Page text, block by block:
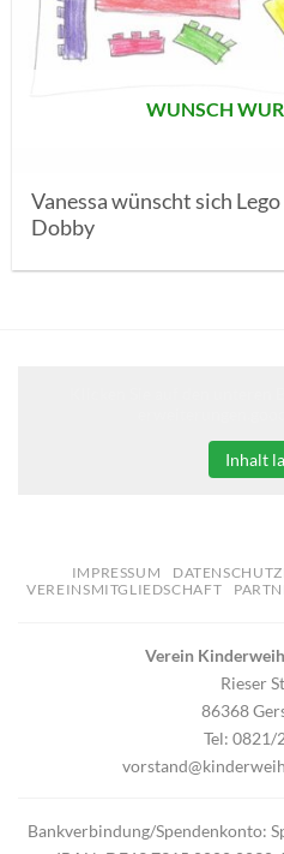
WUNSCH
Vanessa wünscht sich
Dobby
Inhalt
IMPRESSUM
VEREINSMITGLIEDSCHAFT
Verein
Rieser
86368
Tel: 0821/
Bankverbindung/Spendenkonto: